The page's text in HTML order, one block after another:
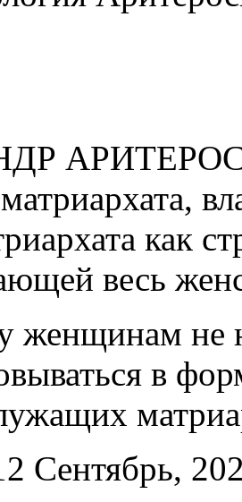
АРИТЕРОС
как
весь
женщинам не
в
Сентябрь,